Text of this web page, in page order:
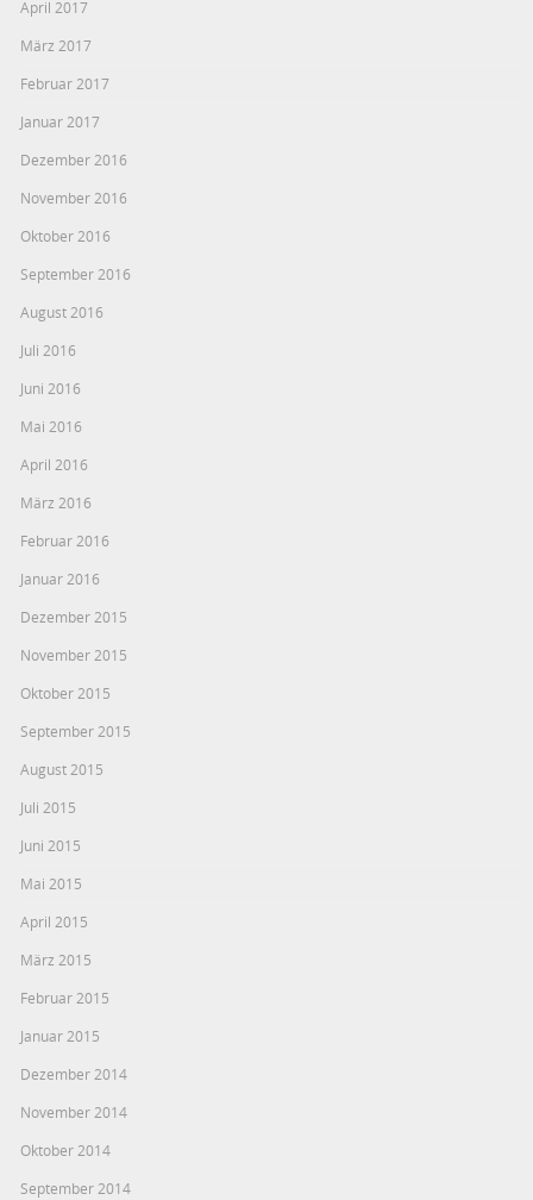
April 2017
März 2017
Februar 2017
Januar 2017
Dezember 2016
November 2016
Oktober 2016
September 2016
August 2016
Juli 2016
Juni 2016
Mai 2016
April 2016
März 2016
Februar 2016
Januar 2016
Dezember 2015
November 2015
Oktober 2015
September 2015
August 2015
Juli 2015
Juni 2015
Mai 2015
April 2015
März 2015
Februar 2015
Januar 2015
Dezember 2014
November 2014
Oktober 2014
September 2014